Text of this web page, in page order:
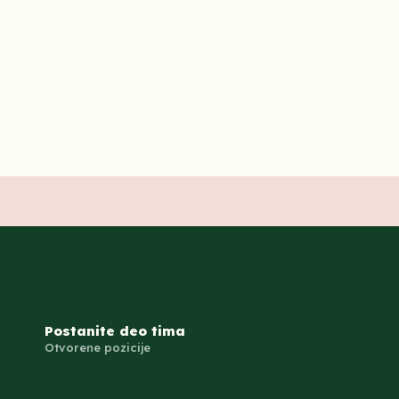
Postanite deo tima
Otvorene pozicije